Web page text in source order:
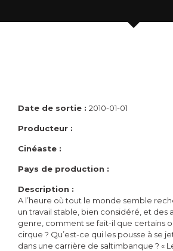
Date de sortie : 2010-01-01
Producteur :
Cinéaste :
Pays de production :
Description :
A l’heure où tout le monde semble
un travail stable, bien considéré, et des
genre, comment se fait-il que certains
cirque ? Qu’est-ce qui les pousse à se
dans une carrière de saltimbanque ? «